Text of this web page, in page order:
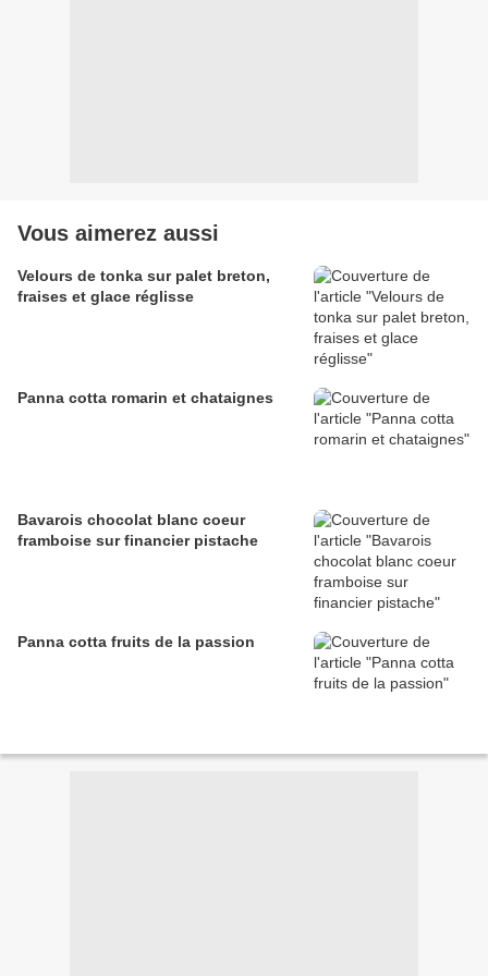
Vous aimerez aussi
Velours de tonka sur palet breton,
fraises et glace réglisse
Panna cotta romarin et chataignes
Bavarois chocolat blanc coeur
framboise sur financier pistache
Panna cotta fruits de la passion